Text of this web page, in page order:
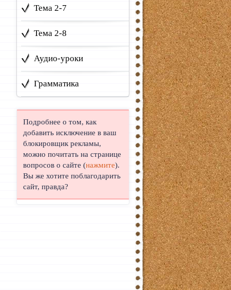
Тема 2-7
Тема 2-8
Аудио-уроки
Грамматика
Подробнее о том, как
добавить исключение в ваш
блокировщик рекламы,
можно почитать на странице
вопросов о сайте (нажмите).
Вы же хотите поблагодарить
сайт, правда?